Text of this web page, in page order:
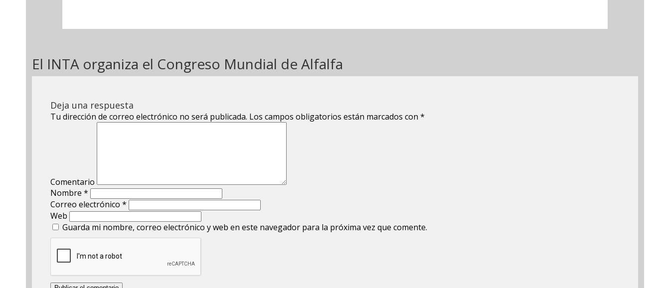
El INTA organiza el Congreso Mundial de Alfalfa
Deja una respuesta
Tu dirección de correo electrónico no será publicada. Los campos obligatorios están marcados con *
Comentario
Nombre *
Correo electrónico *
Web
Guarda mi nombre, correo electrónico y web en este navegador para la próxima vez que comente.